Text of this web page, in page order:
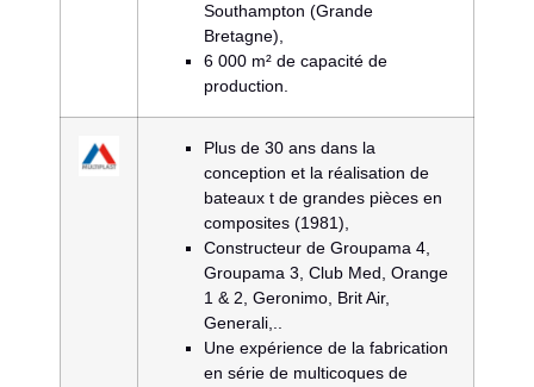
Southampton (Grande
Bretagne),
6 000 m² de capacité de
production.
Plus de 30 ans dans la
conception et la réalisation de
bateaux t de grandes pièces en
composites (1981),
Constructeur de Groupama 4,
Groupama 3, Club Med, Orange
1 & 2, Geronimo, Brit Air,
Generali,..
Une expérience de la fabrication
en série de multicoques de